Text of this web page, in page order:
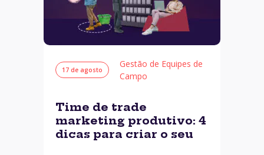
17 de agosto
Gestão de Equipes de
Campo
Time de trade
marketing produtivo: 4
dicas para criar o seu